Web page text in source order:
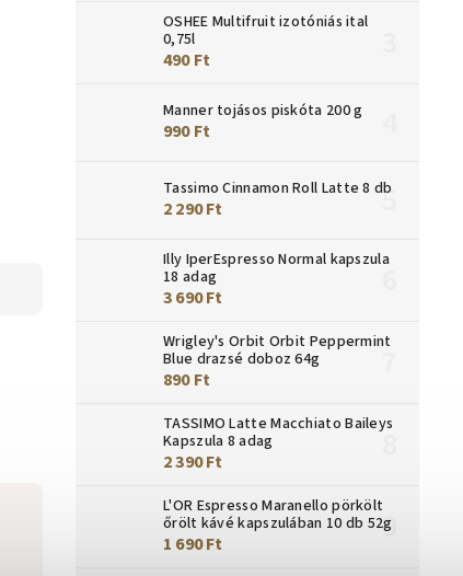
OSHEE Multifruit izotóniás ital
0,75l
490 Ft
Manner tojásos piskóta 200 g
990 Ft
Tassimo Cinnamon Roll Latte 8 db
2 290 Ft
Illy IperEspresso Normal kapszula
18 adag
3 690 Ft
Wrigley's Orbit Orbit Peppermint
Blue drazsé doboz 64g
890 Ft
TASSIMO Latte Macchiato Baileys
Kapszula 8 adag
2 390 Ft
L'OR Espresso Maranello pörkölt
őrölt kávé kapszulában 10 db 52g
1 690 Ft